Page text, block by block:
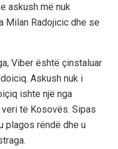
askush më nuk
Milan Radojicic dhe se
Viber është çinstaluar
Askush nuk i
ishte një nga
të Kosovës. Sipas
plagos rëndë dhe u